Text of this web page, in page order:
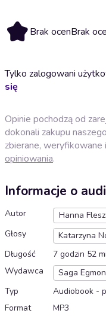
Brak ocenBrak
Tylko zalogowani
się
Opinie pochodzą od
dokonali zakupu
zbierane,
opiniowania.
Informacje o
Autor
Hanna
Głosy
Katarzyna
Długość
7 godzin 52
Wydawca
Saga
Typ
Audiobook -
Format
MP3